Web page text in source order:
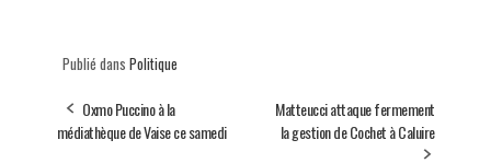
Publié dans Politique
Oxmo Puccino à la
médiathèque de Vaise ce samedi
Matteucci attaque fermement
la gestion de Cochet à Caluire